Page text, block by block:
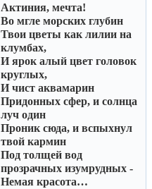
Актиния, мечта!
Во мгле морских глубин
Твои цветы как лилии на
клумбах,
И ярок алый цвет головок
круглых,
И чист аквамарин
Придонных сфер, и солнца
луч один
Проник сюда, и вспыхнул
твой кармин
Под толщей вод
прозрачных изумрудных -
Немая красота…